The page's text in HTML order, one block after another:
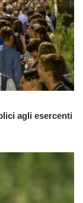
agli esercenti